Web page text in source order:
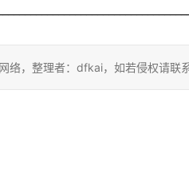
络，整理者：dfkai，如若侵权请联